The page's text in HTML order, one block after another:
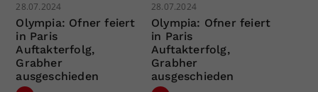
28.07.2024
Olympia: Ofner feiert
in Paris
Auftakterfolg,
Grabher
ausgeschieden
28.07.2024
Olympia: Ofner feiert
in Paris
Auftakterfolg,
Grabher
ausgeschieden